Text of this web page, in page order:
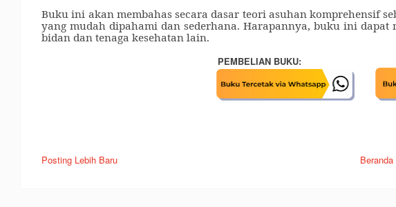
Buku ini akan membahas secara dasar teori asuhan komprehensif
yang mudah dipahami dan sederhana. Harapannya, buku ini dapat
bidan dan tenaga kesehatan lain.
PEMBELIAN BUKU:
Posting Lebih Baru Beranda